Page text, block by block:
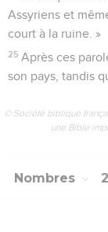
Assyriens et
court à la ruine. »
25 Après ces
son pays, tandis
© Société biblique
une Bible
Nombres